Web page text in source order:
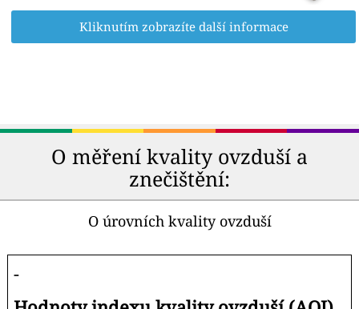
Kliknutím zobrazíte další informace
O měření kvality ovzduší a
znečištění:
O úrovních kvality ovzduší
-